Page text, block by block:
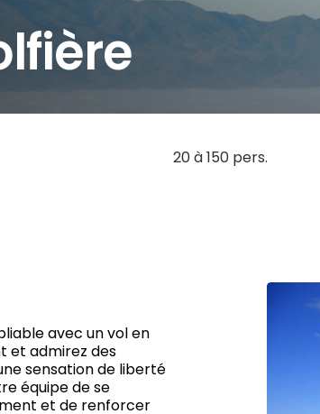
20 à 150 pers.
avec un vol en
et admirez des
sensation de liberté
équipe de se
et de renforcer